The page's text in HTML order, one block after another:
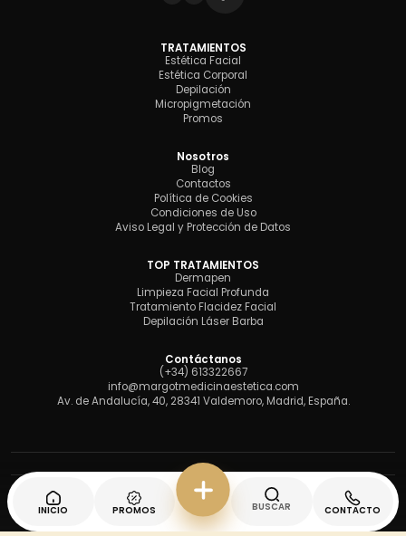
INICIO PROMOS BUSCAR CONTACTO
TRATAMIENTOS
Estética Facial
Estética Corporal
Depilación
Micropigmetación
Promos
Nosotros
Blog
Contactos
Política de Cookies
Condiciones de Uso
Aviso Legal y Protección de Datos
TOP TRATAMIENTOS
Dermapen
Limpieza Facial Profunda
Tratamiento Flacidez Facial
Depilación Láser Barba
Contáctanos
(+34) 613322667
info@margotmedicinaestetica.com
Av. de Andalucía, 40, 28341 Valdemoro, Madrid, España.
Desarrollado con por Caribeclic.com